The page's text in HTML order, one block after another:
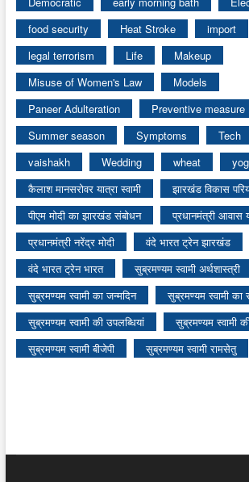
food security
Heat Stroke
import
legal terrorism
Life
Makeup
Misuse of Women's Law
Models
Paneer Adulteration
Preventive measure
Summer season
Symptoms Tech
vaishakh
Wedding wheat
कैलाश मानसरोवर यात्रा स्वामी
झारखंड विकास
पीएम मोदी का झारखंड संबोधन
प्रधानमंत्री आवास
प्रधानमंत्री नरेंद्र मोदी
वंदे भारत ट्रेन झारखंड
वंदे भारत ट्रेन भारत
सुब्रमण्यम स्वामी अर्थशास्त्री
सुब्रमण्यम स्वामी का जन्मदिन
सुब्रमण्यम स्वामी का
सुब्रमण्यम स्वामी की उपलब्धियां
सुब्रमण्यम स्वामी
सुब्रमण्यम स्वामी बीजेपी
सुब्रमण्यम स्वामी रामसेतु